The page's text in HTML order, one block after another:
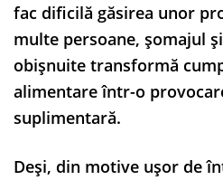
fac dificilă găsirea unor
multe persoane, șomajul
obișnuite transformă
alimentare într-o
suplimentară.
Deși, din motive ușor de